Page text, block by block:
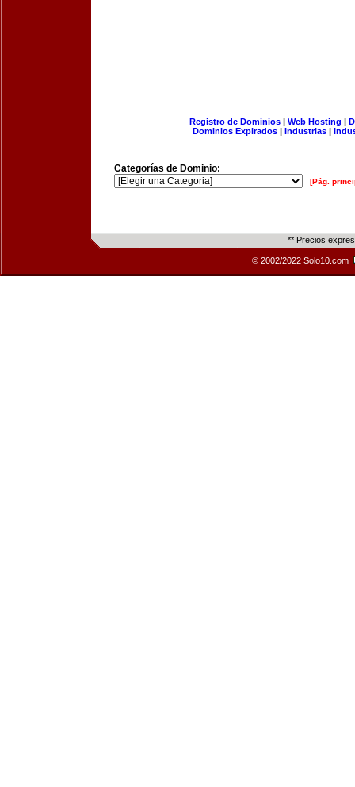
Registro de Dominios| Web Hosting |
Dominios Expirados | Industrias |
Categorías de Dominio:
[Pág.
** Precios
© 2002/2022 Solo10.com